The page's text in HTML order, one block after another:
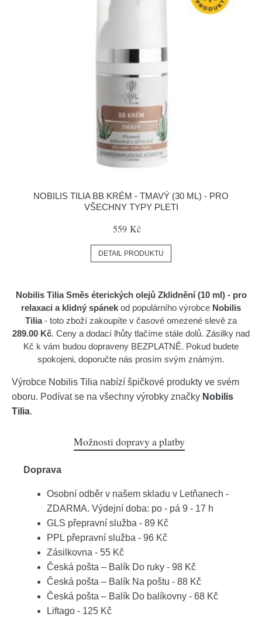
NOBILIS TILIA BB KRÉM - TMAVÝ (30 ML) - PRO
VŠECHNY TYPY PLETI
559 Kč
DETAIL PRODUKTU
Nobilis Tilia Směs éterických olejů Zklidnění (10 ml) - pro
relaxaci a klidný spánek od populárního výrobce Nobilis
Tilia- toto zboží zakoupíte v časové omezené slevě za
289.00 Kč. Ceny a dodací lhůty tlačíme stále dolů. Zásilky nad
Kč k vám budou dopraveny BEZPLATNĚ. Pokud budete
spokojeni, doporučte nás prosím svým známým.
Výrobce Nobilis Tilia nabízí špičkové produkty ve svém
oboru. Podívat se na všechny výrobky značky Nobilis
Tilia.
Možnosti dopravy a platby
Doprava
Osobní odběr v našem skladu v Letňanech -
ZDARMA. Výdejní doba: po - pá 9 - 17 h
GLS přepravní služba - 89 Kč
PPL přepravní služba - 96 Kč
Zásilkovna - 55 Kč
Česká pošta – Balík Do ruky - 98 Kč
Česká pošta – Balík Na poštu - 88 Kč
Česká pošta – Balík Do balíkovny - 68 Kč
Liftago - 125 Kč